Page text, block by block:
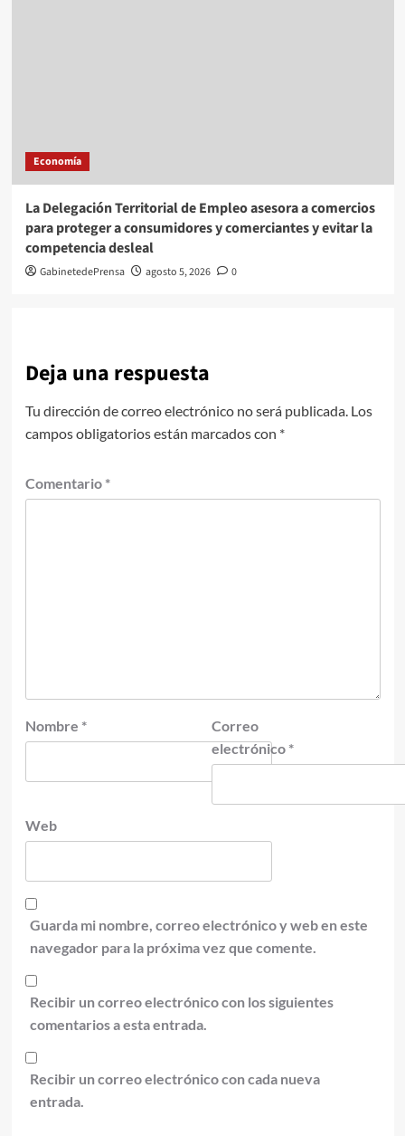
Economía
La Delegación Territorial de Empleo asesora a comercios
para proteger a consumidores y comerciantes y evitar la
competencia desleal
GabinetedePrensa agosto 5, 2026 0
Deja una respuesta
Tu dirección de correo electrónico no será publicada. Los
campos obligatorios están marcados con *
Comentario *
Nombre *
Correo
electrónico *
Web
Guarda mi nombre, correo electrónico y web en este
navegador para la próxima vez que comente.
Recibir un correo electrónico con los siguientes
comentarios a esta entrada.
Recibir un correo electrónico con cada nueva
entrada.